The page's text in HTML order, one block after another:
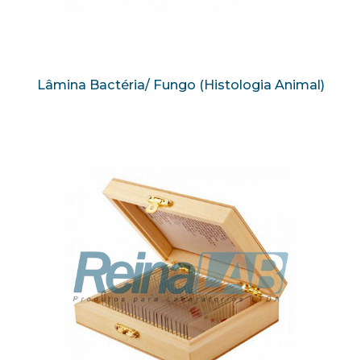
Lâmina Bactéria/ Fungo (Histologia Animal)